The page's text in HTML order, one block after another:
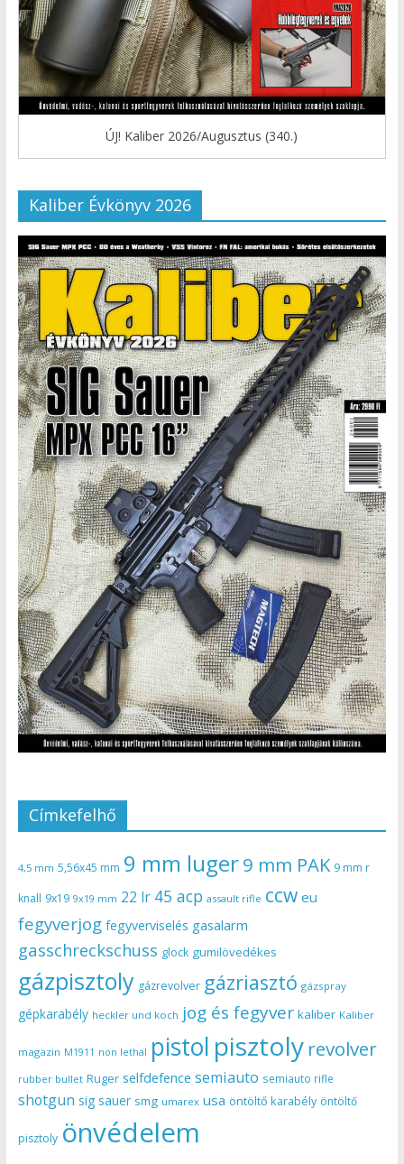
ÚJ! Kaliber 2026/Augusztus (340.)
Kaliber Évkönyv 2026
Címkefelhő
4,5 mm 5,56x45 mm 9 mm luger9 mm PAK 9 mm r
knall 9x19 9x19 mm 22 lr 45 acp assault rifle ccw eu
fegyverjog fegyverviselés gasalarm
gasschreckschuss glock gumilövedékes
gázpisztoly gázrevolver gázriasztó gázspray
gépkarabély heckler und koch jog és fegyver kaliber Kaliber
magazin M1911 non lethal pistol pisztoly revolver
rubber bullet Ruger selfdefence semiauto semiauto rifle
shotgun sig sauer smg umarex usa öntöltő karabély öntöltő
pisztoly önvédelem